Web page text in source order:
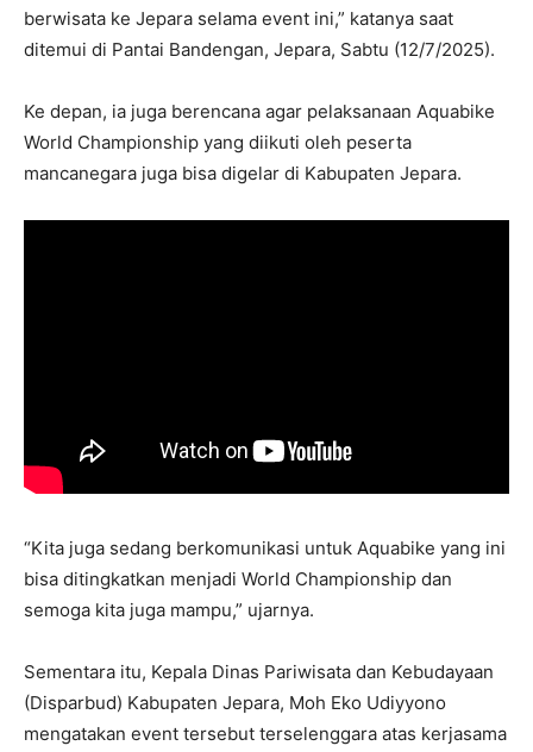
berwisata ke Jepara selama event ini,” katanya saat
ditemui di Pantai Bandengan, Jepara, Sabtu (12/7/2025).
Ke depan, ia juga berencana agar pelaksanaan Aquabike
World Championship yang diikuti oleh peserta
mancanegara juga bisa digelar di Kabupaten Jepara.
“Kita juga sedang berkomunikasi untuk Aquabike yang ini
bisa ditingkatkan menjadi World Championship dan
semoga kita juga mampu,” ujarnya.
Sementara itu, Kepala Dinas Pariwisata dan Kebudayaan
(Disparbud) Kabupaten Jepara, Moh Eko Udiyyono
mengatakan event tersebut terselenggara atas kerjasama